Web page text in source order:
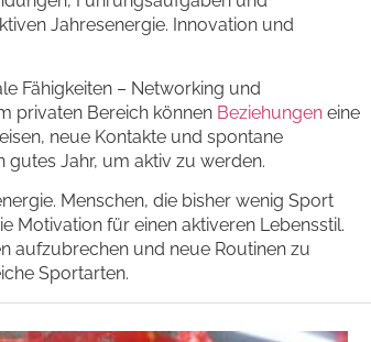
Jahresenergie. Innovation und
Fähigkeiten – Networking und
privaten Bereich können Beziehungen eine
neue Kontakte und spontane
gutes Jahr, um aktiv zu werden.
Menschen, die bisher wenig Sport
Motivation für einen aktiveren Lebensstil.
aufzubrechen und neue Routinen zu
Sportarten.